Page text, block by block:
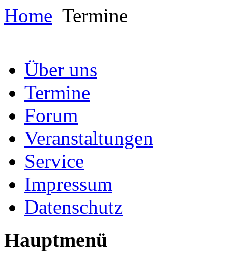
Home Termine
Über uns
Termine
Forum
Veranstaltungen
Service
Impressum
Datenschutz
Hauptmenü